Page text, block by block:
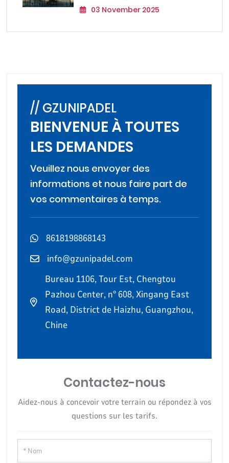
03 November 2025
// GZUNIPADEL
BIENVENUE À TOUTES
LES DEMANDES
Veuillez nous envoyer des
informations et nous faire part de
vos commentaires à temps.
8618198868143
info@gzunipadel.com
Bureau 1106, Tour Est, Chengtou
Pazhou Center, n° 608, Xingang East
Road, District de Haizhu, Guangzhou,
Chine
Contactez-nous
Aidez-nous à concevoir votre terrain ou répondez à vos
questions sur les tarifs.